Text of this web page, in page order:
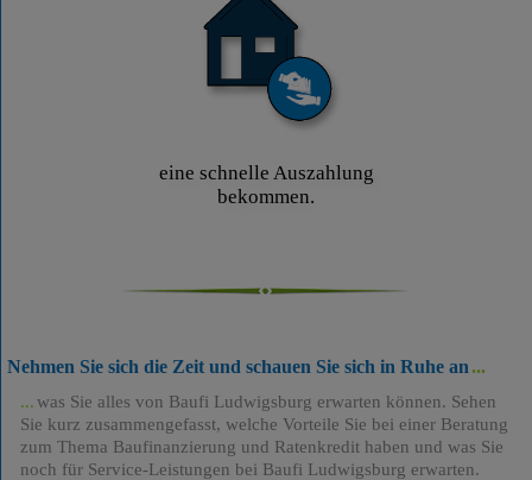
eine schnelle Auszahlung
bekommen.
Nehmen Sie sich die Zeit und schauen Sie sich in Ruhe an
was Sie alles von Baufi Ludwigsburg erwarten können. Sehen
Sie kurz zusammengefasst, welche Vorteile Sie bei einer Beratung
zum Thema Baufinanzierung und Ratenkredit haben und was Sie
noch für Service-Leistungen bei Baufi Ludwigsburg erwarten.